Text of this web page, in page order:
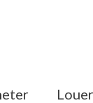
louer